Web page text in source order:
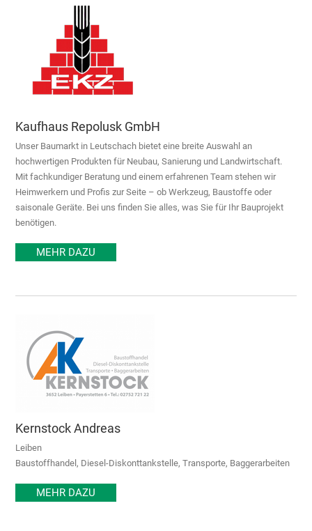
Kaufhaus Repolusk GmbH
Unser Baumarkt in Leutschach bietet eine breite Auswahl an
hochwertigen Produkten für Neubau, Sanierung und Landwirtschaft.
Mit fachkundiger Beratung und einem erfahrenen Team stehen wir
Heimwerkern und Profis zur Seite – ob Werkzeug, Baustoffe oder
saisonale Geräte. Bei uns finden Sie alles, was Sie für Ihr Bauprojekt
benötigen.
MEHR DAZU
Kernstock Andreas
Leiben
Baustoffhandel, Diesel-Diskonttankstelle, Transporte, Baggerarbeiten
MEHR DAZU